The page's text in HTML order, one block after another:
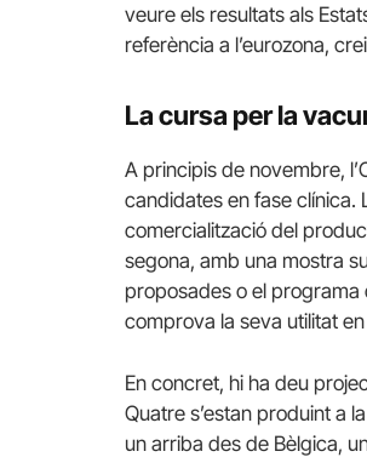
veure els resultats als
referència a l’eurozona,
La cursa per la
A principis de novembre,
candidates en fase clínica.
comercialització del
segona, amb una mostra
proposades o el programa
comprova la seva utilitat
En concret, hi ha deu
Quatre s’estan produint a
un arriba des de Bèlgica,